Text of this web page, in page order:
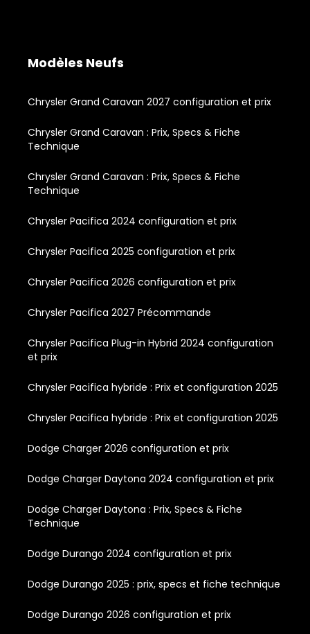
Modèles Neufs
Chrysler Grand Caravan 2027 configuration et prix
Chrysler Grand Caravan : Prix, Specs & Fiche
Technique
Chrysler Grand Caravan : Prix, Specs & Fiche
Technique
Chrysler Pacifica 2024 configuration et prix
Chrysler Pacifica 2025 configuration et prix
Chrysler Pacifica 2026 configuration et prix
Chrysler Pacifica 2027 Précommande
Chrysler Pacifica Plug-in Hybrid 2024 configuration
et prix
Chrysler Pacifica hybride : Prix et configuration 2025
Chrysler Pacifica hybride : Prix et configuration 2025
Dodge Charger 2026 configuration et prix
Dodge Charger Daytona 2024 configuration et prix
Dodge Charger Daytona : Prix, Specs & Fiche
Technique
Dodge Durango 2024 configuration et prix
Dodge Durango 2025 : prix, specs et fiche technique
Dodge Durango 2026 configuration et prix